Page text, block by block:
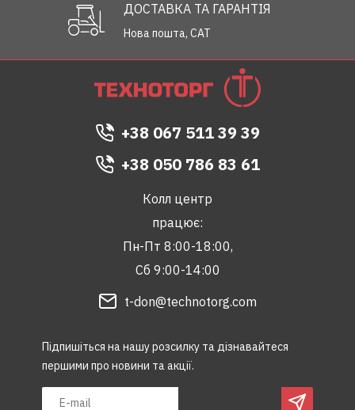
ДОСТАВКА ТА ГАРАНТІЯ
Нова пошта, САТ
Підпишіться на нашу розсилку та дізнавайтеся
першими про новини та акції.
+38 067 511 39 39
+38 050 786 83 61
Колл центр
працює:
Пн-Пт 8:00-18:00,
Сб 9:00-14:00
t-don@technotorg.com